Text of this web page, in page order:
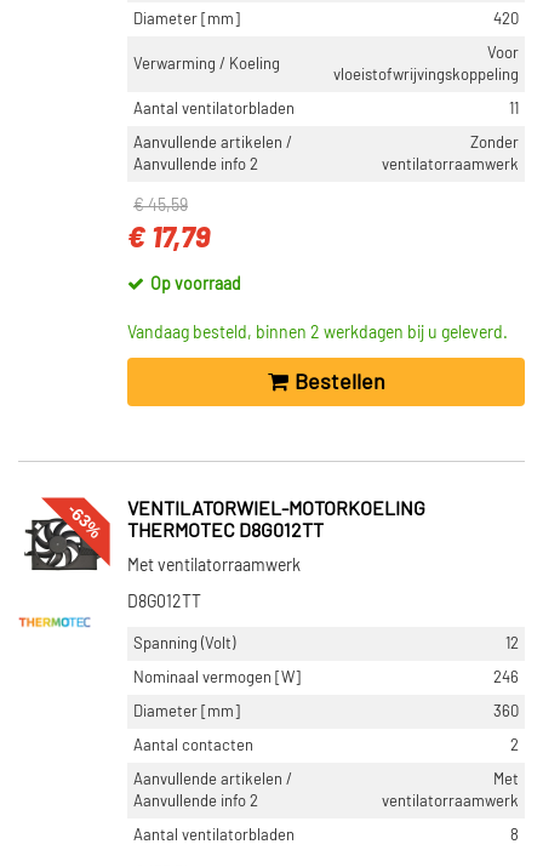
Diameter [mm] 420
Verwarming / Koeling
Voor
vloeistofwrijvingskoppeling
Aantal ventilatorbladen
11
Aanvullende artikelen /
Aanvullende info 2
Zonder
ventilatorraamwerk
€ 45,59
€ 17,79
Op voorraad
Vandaag besteld, binnen 2 werkdagen bij u geleverd.
Bestellen
-63%
VENTILATORWIEL-MOTORKOELING
THERMOTEC D8G012TT
Met ventilatorraamwerk
D8G012TT
Spanning (Volt)
12
Nominaal vermogen [W]
246
Diameter [mm]
360
Aantal contacten
2
Aanvullende artikelen /
Aanvullende info 2
Met
ventilatorraamwerk
Aantal ventilatorbladen
8